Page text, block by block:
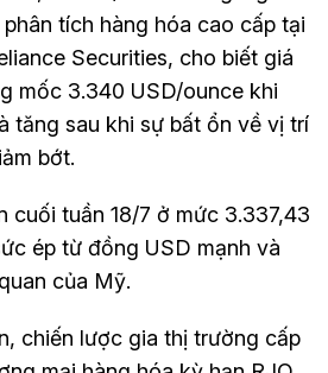
tích hàng hóa cao cấp tại
Securities, cho biết giá
mốc 3.340 USD/ounce khi
tăng sau khi sự bất ổn về vị trí
bớt.
cuối tuần 18/7 ở mức 3.337,43
ép từ đồng USD mạnh và
của Mỹ.
chiến lược gia thị trường cấp